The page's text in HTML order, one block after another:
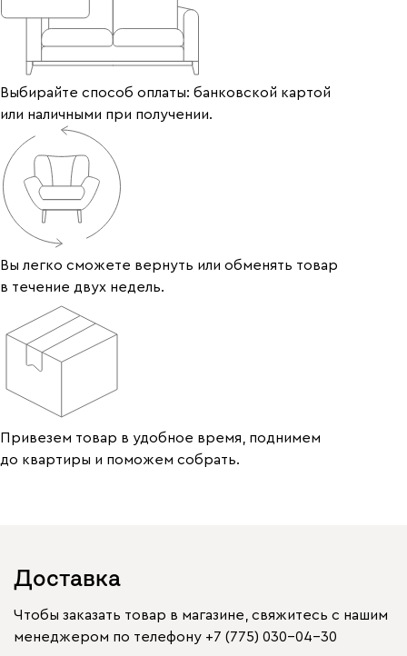
Выбирайте способ оплаты: банковской картой
или наличными при получении.
Вы легко сможете вернуть или обменять товар
в течение двух недель.
Привезем товар в удобное время, поднимем
до квартиры и поможем собрать.
Доставка
Чтобы заказать товар в магазине, свяжитесь с нашим
менеджером по телефону +7 (775) 030-04-30